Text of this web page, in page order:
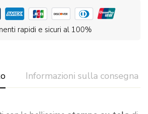
rapidi e sicuri al 100%
Informazioni sulla consegna